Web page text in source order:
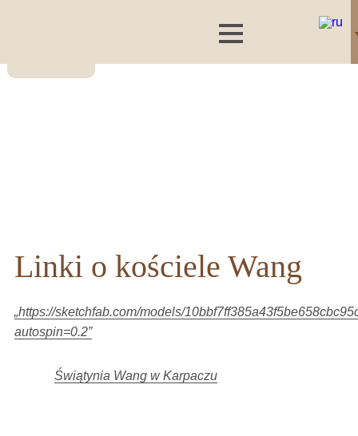
Linki o kościele Wang
„https://sketchfab.com/models/
autospin=0.2”
Świątynia Wang w Karpaczu